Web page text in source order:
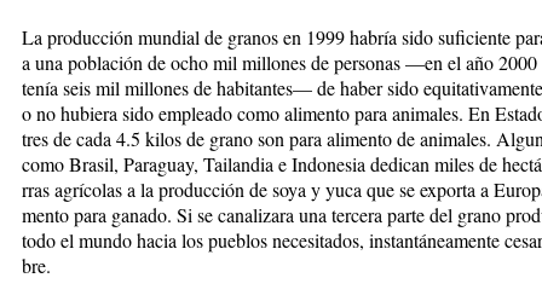
La producción mundial de granos en 1999 habría sido suficiente
a una población de ocho mil mi­llones de personas —en el año 2000
tenía seis mil millones de ha­bitantes— de haber sido
o no hubiera sido em­pleado como alimento para ani­ma­les. En
tres de cada 4.5 kilos de grano son para ali­men­to de ani­ma­les.
co­mo Bra­sil, Pa­raguay, Tailandia e In­do­ne­sia de­di­­can miles de
rras agrí­co­las a la producción de soya y yu­ca que se exporta a
men­to pa­ra ganado. Si se canali­za­ra una tercera par­te del grano
to­do el mundo hacia los pue­blos nece­sitados, instantáneamen­te
bre.